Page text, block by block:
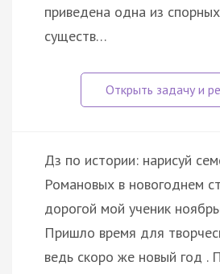
приведена одна из
существ…
Дз по истории: нарисуй
Романовых в новогоднем
дорогой мой ученик
Пришло время для
ведь скоро же новый год .